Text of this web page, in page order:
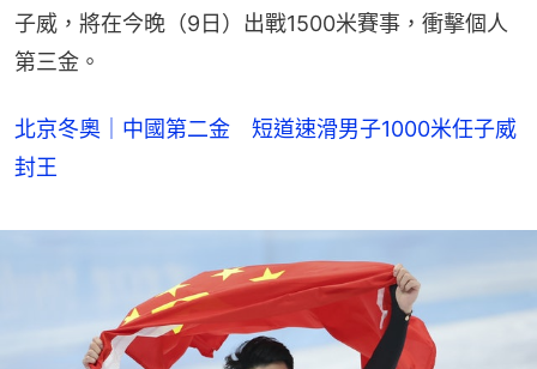
子威，將在今晚（9日）出戰1500米賽事，衝擊個人
第三金。
北京冬奧｜中國第二金 短道速滑男子1000米任子威
封王